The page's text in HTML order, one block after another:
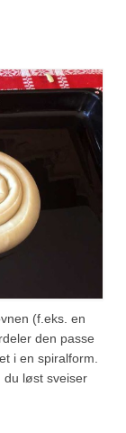
(f.eks. en
den passe
i en spiralform.
du løst sveiser